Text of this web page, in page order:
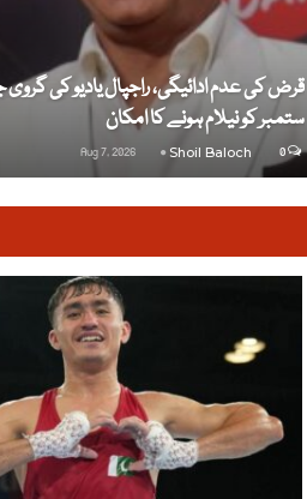
ستمبر کو نیلام ہونے کا امکان
Shoil Baloch
Aug 7, 2026 0